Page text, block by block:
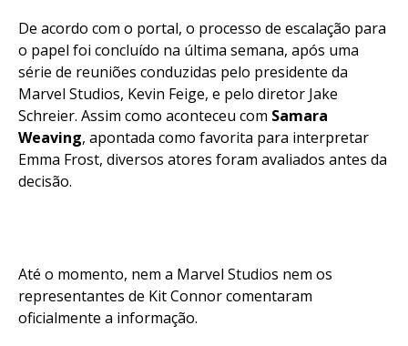
De acordo com o portal, o processo de escalação para
o papel foi concluído na última semana, após uma
série de reuniões conduzidas pelo presidente da
Marvel Studios, Kevin Feige, e pelo diretor Jake
Schreier. Assim como aconteceu com Samara
Weaving, apontada como favorita para interpretar
Emma Frost, diversos atores foram avaliados antes da
decisão.
Até o momento, nem a Marvel Studios nem os
representantes de Kit Connor comentaram
oficialmente a informação.